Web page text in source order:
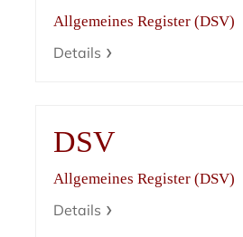
Allgemeines Register (DSV)
Details
DSV
Allgemeines Register (DSV)
Details